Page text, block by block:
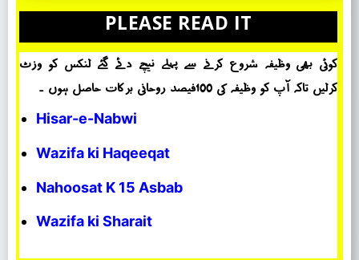
PLEASE READ IT
کوئی بھی وظیفہ شروع کرنے سے پہلے نیچے دئے گئے لنکس کو وزٹ
کرلیں تاکہ آپ کو وظیفہ کی 100فیصد روحانی برکات حاصل ہوں ۔
Hisar-e-Nabwi
Wazifa ki Haqeeqat
Nahoosat K 15 Asbab
Wazifa ki Sharait